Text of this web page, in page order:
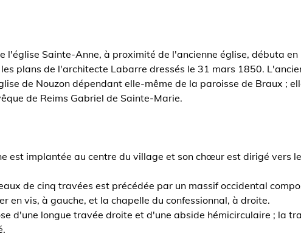
l'église Sainte-Anne, à proximité de l'ancienne église, débuta
plans de l'architecte Labarre dressés le 31 mars 1850.
de Nouzon dépendant elle-même de la paroisse de Braux ;
de Reims Gabriel de Sainte-Marie.
est implantée au centre du village et son chœur est dirigé vers
de cinq travées est précédée par un massif occidental
en vis, à gauche, et la chapelle du confessionnal, à droite.
d'une longue travée droite et d'une abside hémicirculaire ; la